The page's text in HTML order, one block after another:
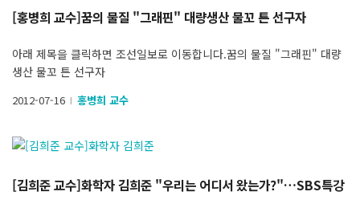
[홍병희 교수]꿈의 물질 "그래핀" 대량생산 물꼬 튼 선구자
아래 제목을 클릭하면 조선일보로 이동합니다.꿈의 물질 "그래핀" 대량
생산 물꼬 튼 선구자
2012-07-16 l 홍병희 교수
[김희준 교수]화학자 김희준 "우리는 어디서 왔는가?"…SBS특강